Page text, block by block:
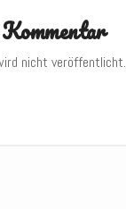
Kommentar
nicht veröffentlicht.